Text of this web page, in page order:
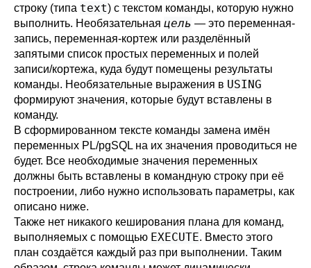
строку (типа text) с текстом команды, которую нужно
выполнить. Необязательная цель — это переменная-
запись, переменная-кортеж или разделённый
запятыми список простых переменных и полей
записи/кортежа, куда будут помещены результаты
команды. Необязательные выражения в USING
формируют значения, которые будут вставлены в
команду.
В сформированном тексте команды замена имён
переменных PL/pgSQL на их значения проводиться не
будет. Все необходимые значения переменных
должны быть вставлены в командную строку при её
построении, либо нужно использовать параметры, как
описано ниже.
Также нет никакого кеширования плана для команд,
выполняемых с помощью EXECUTE. Вместо этого
план создаётся каждый раз при выполнении. Таким